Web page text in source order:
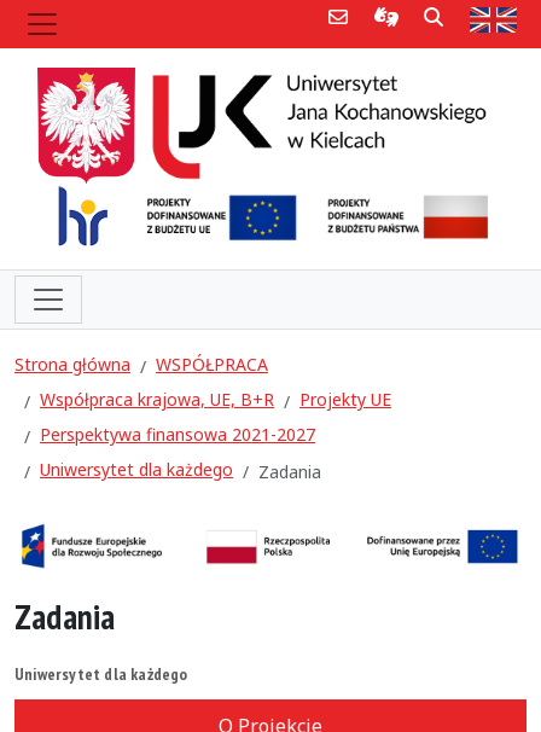
Poczta e-mailInformacje dla
Szukaj
Strona główna
WSPÓŁPRACA
Współpraca krajowa, UE, B+R
Projekty UE
Perspektywa finansowa 2021-2027
Uniwersytet dla każdego
Zadania
Zadania
Uniwersytet dla każdego
O Projekcie